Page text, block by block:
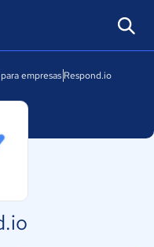
empresas Respond.io